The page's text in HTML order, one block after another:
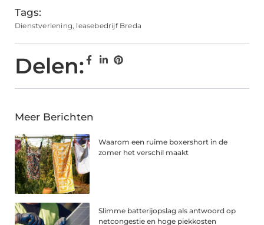
Tags:
Dienstverlening, leasebedrijf Breda
Delen:
Meer Berichten
Waarom een ruime boxershort in de
zomer het verschil maakt
Slimme batterijopslag als antwoord op
netcongestie en hoge piekkosten